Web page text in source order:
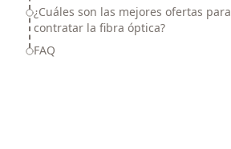
¿Cuáles son las mejores ofertas para
contratar la fibra óptica?
FAQ